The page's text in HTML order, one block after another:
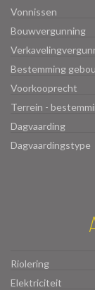
Vonnissen
Bouwvergunning
Bestemming
Voorkooprecht
Terrein -
Dagvaarding
Dagvaardingstype
Riolering
Elektriciteit